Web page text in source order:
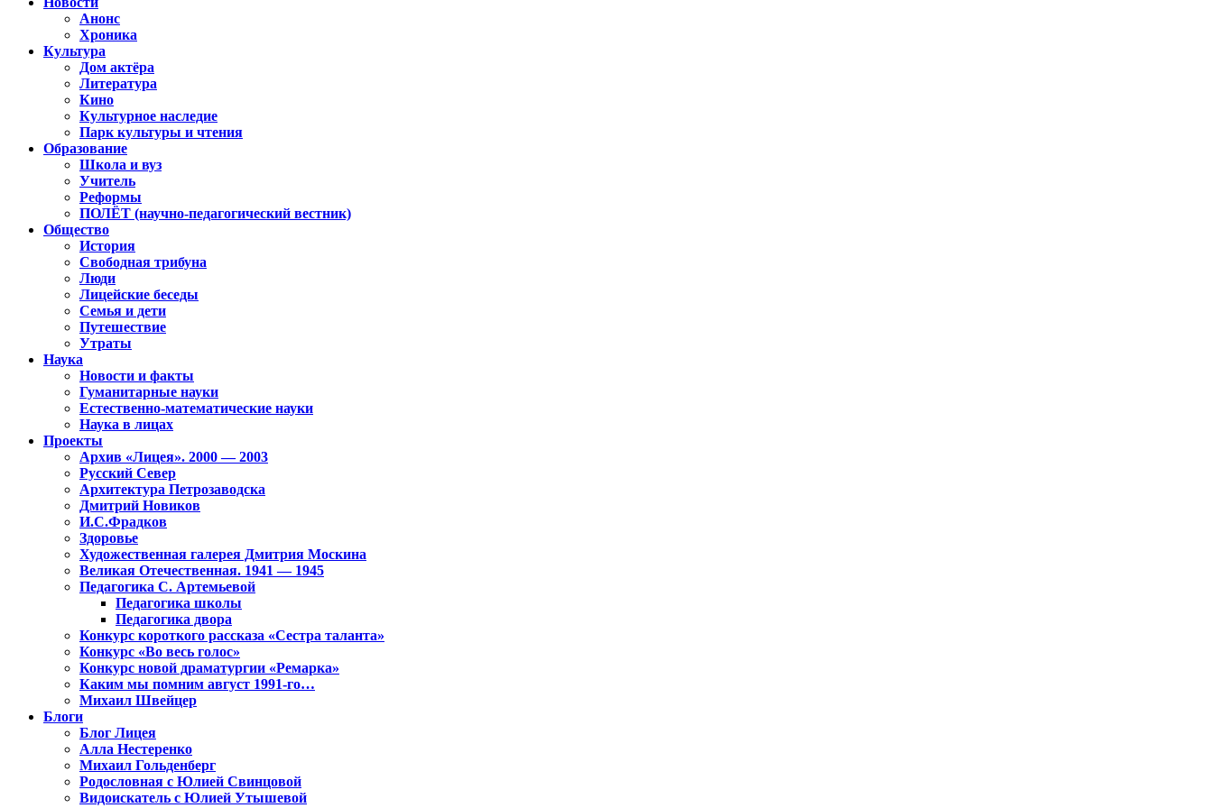
Анонс
Хроника
Культура
Дом актёра
Литература
Кино
Культурное наследие
Парк культуры и чтения
Образование
Школа и вуз
Учитель
Реформы
ПОЛЁТ (научно-педагогический вестник)
Общество
История
Свободная трибуна
Люди
Лицейские беседы
Семья и дети
Путешествие
Утраты
Наука
Новости и факты
Гуманитарные науки
Естественно-математические науки
Наука в лицах
Проекты
Архив «Лицея». 2000 — 2003
Русский Север
Архитектура Петрозаводска
Дмитрий Новиков
И.С.Фрадков
Здоровье
Художественная галерея Дмитрия Москина
Великая Отечественная. 1941 — 1945
Педагогика С. Артемьевой
Педагогика школы
Педагогика двора
Конкурс короткого рассказа «Сестра таланта»
Конкурс «Во весь голос»
Конкурс новой драматургии «Ремарка»
Каким мы помним август 1991-го…
Михаил Швейцер
Блоги
Блог Лицея
Алла Нестеренко
Михаил Гольденберг
Родословная с Юлией Свинцовой
Видоискатель с Юлией Утышевой